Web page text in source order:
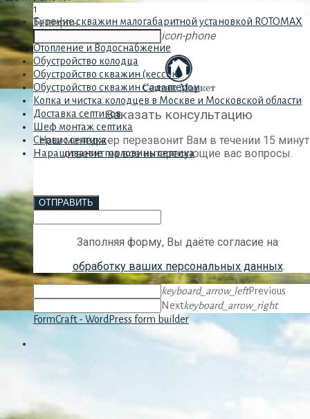
1
Телефон
icon-phone
Заказать консультацию
Наш менеджер перезвонит Вам в течении 15
ответит на все интересующие вас вопросы.
ОТПРАВИТЬ
Заполняя форму, Вы даёте согласие на
обработку ваших персональных данных.
keyboard_arrow_leftPrevious
Nextkeyboard_arrow_right
FormCraft - WordPress form builder
Бурение скважин малогабаритной установкой ROTOMAX
Отопление и Водоснабжение
Обустройство колодца
Обустройство скважин (кессон)
Обустройство скважин с адаптером
Копка и чистка колодцев в Москве и Московской области
Доставка септиков
Шеф монтаж септика
Сервис септика
Наращивание горловины септика